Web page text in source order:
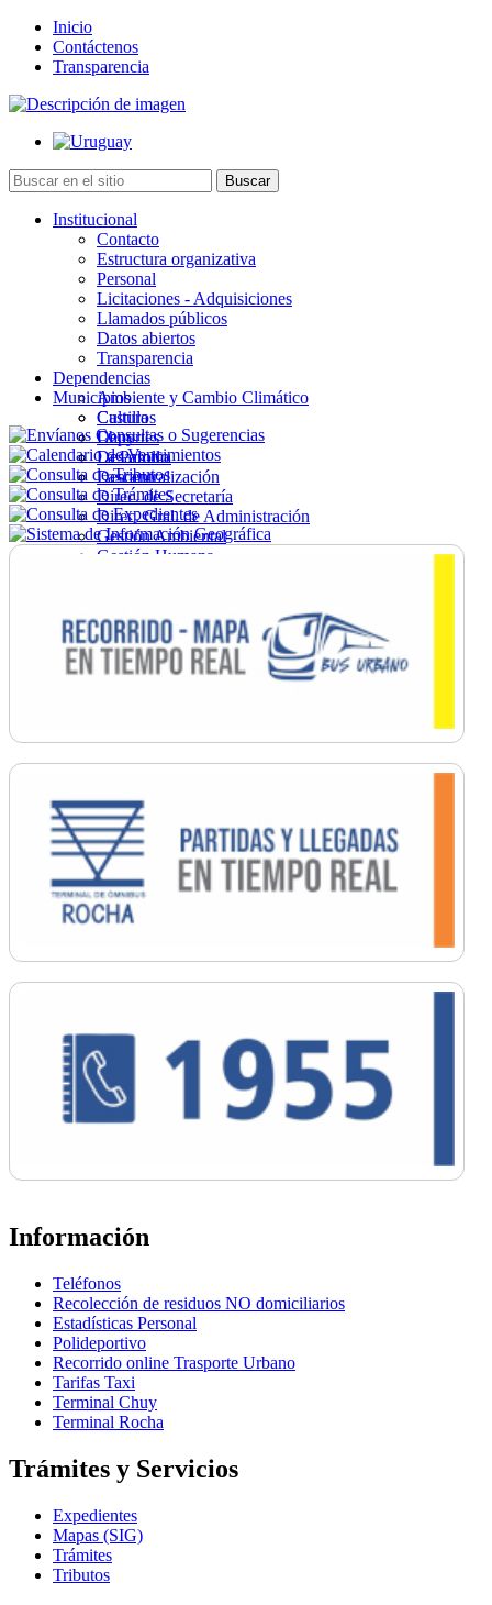
Inicio
Contáctenos
Transparencia
Institucional
Contacto
Estructura organizativa
Personal
Licitaciones - Adquisiciones
Llamados públicos
Datos abiertos
Transparencia
Dependencias
Ambiente y Cambio Climático
Cultura
Deportes
Desarrollo
Descentralización
Direc. de Secretaría
Direc. Gral. de Administración
Gestión Ambiental
Gestión Humana
Ordenamiento
Promoción Social
Salud
Secretaría General
Municipios
Castillos
Chuy
La Paloma
Lascano
Información
Teléfonos
Recolección de residuos NO domiciliarios
Estadísticas Personal
Polideportivo
Recorrido online Trasporte Urbano
Tarifas Taxi
Terminal Chuy
Terminal Rocha
Trámites y Servicios
Expedientes
Mapas (SIG)
Trámites
Tributos